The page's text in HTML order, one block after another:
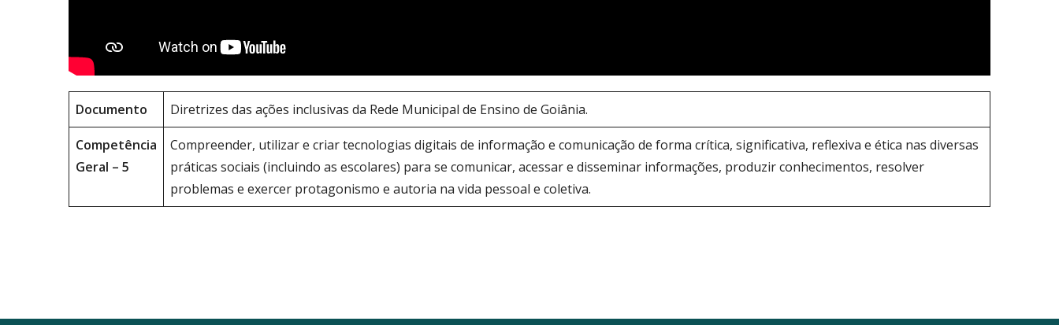
Documento Diretrizes das ações inclusivas da Rede Municipal de Ensino de Goiânia.
Competência
Geral – 5
Compreender, utilizar e criar tecnologias digitais de informação e comunicação de forma crítica, significativa, reflexiva e ética nas diversas
práticas sociais (incluindo as escolares) para se comunicar, acessar e disseminar informações, produzir conhecimentos, resolver
problemas e exercer protagonismo e autoria na vida pessoal e coletiva.